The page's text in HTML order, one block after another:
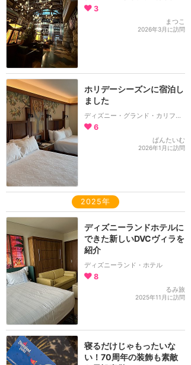
3
まつこ
2026年3月に訪問
ホリデーシーズンに宿泊し
ました
ディズニー・グランド・カリフォルニアン・ホテル＆スパ
6
ぱんたいむ
2026年1月に訪問
2025年
ディズニーランドホテルに
できた新しいDVCヴィラを
紹介
ディズニーランド・ホテル
8
るみ旅
2025年11月に訪問
寝るだけじゃもったいな
い！70周年の装飾も素敵